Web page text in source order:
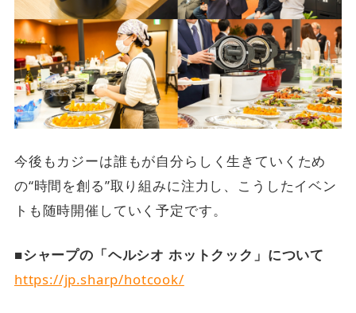
今後もカジーは誰もが自分らしく生きていくため
の“時間を創る”取り組みに注力し、こうしたイベン
トも随時開催していく予定です。
■シャープの「ヘルシオ ホットクック」について
https://jp.sharp/hotcook/